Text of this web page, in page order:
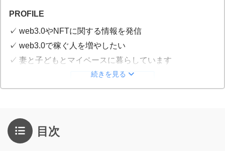
PROFILE
✓ web3.0やNFTに関する情報を発信
✓ web3.0で稼ぐ人を増やしたい
✓ 妻と子どもとマイペースに暮らしています
続きを見る
目次